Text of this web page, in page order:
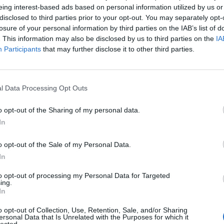
interest-based ads based on personal information utilized by us
to third parties prior to your opt-out. You may separately
of your personal information by third parties on the IAB’s list of
This information may also be disclosed by us to third parties on the
Participants that may further disclose it to other third parties.
Data Processing Opt Outs
opt-out of the Sharing of my personal data.
opt-out of the Sale of my Personal Data.
opt-out of processing my Personal Data for Targeted
opt-out of Collection, Use, Retention, Sale, and/or Sharing
Data that Is Unrelated with the Purposes for which it
je barva, kterou je toto vodorovné dopravní značení
jak ji odstranit. Vzhledem k tomu, že se předpokládal
silničního hospodářství tuto variantu než jen pouhé
šlo by pak snadno odstranit,“vysvětluje tisková mluvčí
sadů ve Střelecké normálně užívají, ale většina
pruhu pro oba výjezdy, i když většina z nich vzhledem
výjezdu ze Střelecké ulice.
Vařeka